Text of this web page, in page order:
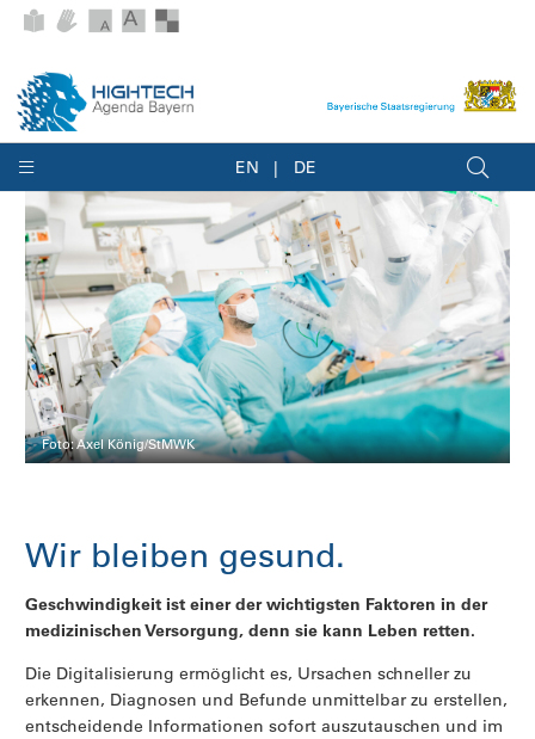
EN DE
Foto: Axel König/StMWK
Wir bleiben gesund.
Geschwindigkeit ist einer der wichtigsten Faktoren in der
medizinischen Versorgung, denn sie kann Leben retten.
Die Digitalisierung ermöglicht es, Ursachen schneller zu
erkennen, Diagnosen und Befunde unmittelbar zu erstellen,
entscheidende Informationen sofort auszutauschen und im